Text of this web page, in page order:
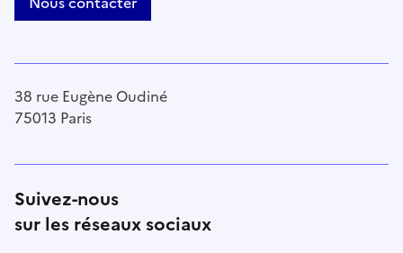
38 rue Eugène Oudiné
75013 Paris
Suivez-nous
sur les réseaux sociaux